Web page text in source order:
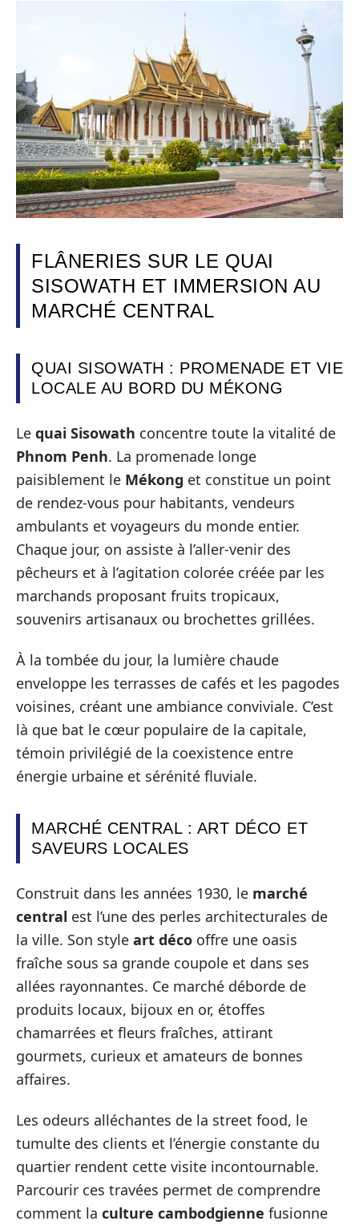
FLÂNERIES SUR LE QUAI
SISOWATH ET IMMERSION AU
MARCHÉ CENTRAL
QUAI SISOWATH : PROMENADE ET VIE
LOCALE AU BORD DU MÉKONG
Le quai Sisowath concentre toute la vitalité de
Phnom Penh. La promenade longe
paisiblement le Mékong et constitue un point
de rendez-vous pour habitants, vendeurs
ambulants et voyageurs du monde entier.
Chaque jour, on assiste à l’aller-venir des
pêcheurs et à l’agitation colorée créée par les
marchands proposant fruits tropicaux,
souvenirs artisanaux ou brochettes grillées.
À la tombée du jour, la lumière chaude
enveloppe les terrasses de cafés et les pagodes
voisines, créant une ambiance conviviale. C’est
là que bat le cœur populaire de la capitale,
témoin privilégié de la coexistence entre
énergie urbaine et sérénité fluviale.
MARCHÉ CENTRAL : ART DÉCO ET
SAVEURS LOCALES
Construit dans les années 1930, le marché
central est l’une des perles architecturales de
la ville. Son style art déco offre une oasis
fraîche sous sa grande coupole et dans ses
allées rayonnantes. Ce marché déborde de
produits locaux, bijoux en or, étoffes
chamarrées et fleurs fraîches, attirant
gourmets, curieux et amateurs de bonnes
affaires.
Les odeurs alléchantes de la street food, le
tumulte des clients et l’énergie constante du
quartier rendent cette visite incontournable.
Parcourir ces travées permet de comprendre
comment la culture cambodgienne fusionne